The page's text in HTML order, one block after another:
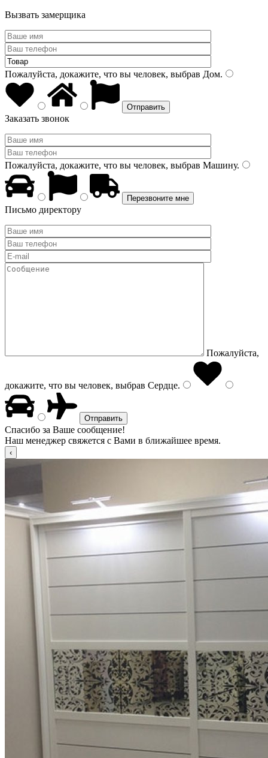
Вызвать замерщика
Пожалуйста, докажите, что вы человек, выбрав Дом.
Заказать звонок
Пожалуйста, докажите, что вы человек, выбрав Машину.
Письмо директору
Пожалуйста,
докажите, что вы человек, выбрав Сердце.
Спасибо за Ваше сообщение!
Наш менеджер свяжется с Вами в ближайшее время.